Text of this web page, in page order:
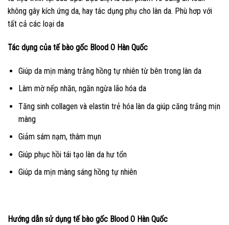
không gây kích ứng da, hay tác dụng phụ cho làn da. Phù hơp với
tất cả các loại da
Tác dụng của tế bào gốc Blood O Hàn Quốc
Giúp da mịn màng trắng hồng tự nhiên từ bên trong làn da
Làm mờ nếp nhăn, ngăn ngừa lão hóa da
Tăng sinh collagen và elastin trẻ hóa làn da giúp căng trắng mịn
màng
Giảm sám nạm, thâm mụn
Giúp phục hồi tái tạo làn da hư tổn
Giúp da mịn màng sáng hồng tự nhiên
Hướng dẫn sử dụng tế bào gốc Blood O Hàn Quốc